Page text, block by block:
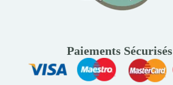
Paiements Sécurisés